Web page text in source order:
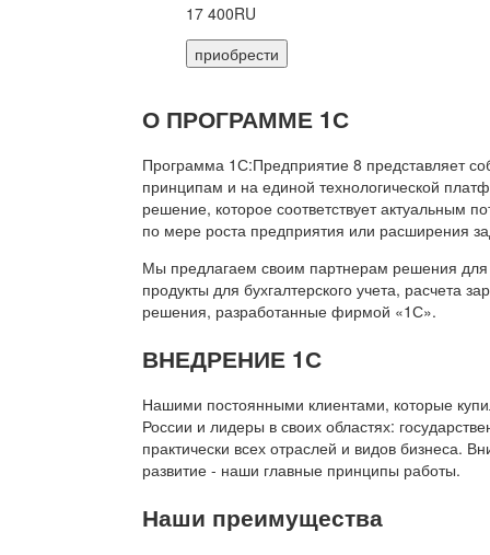
17 400RU
приобрести
О ПРОГРАММЕ 1С
Программа 1С:Предприятие 8 представляет
принципам и на единой технологической
решение, которое соответствует актуальным
по мере роста предприятия или расширения
Мы предлагаем своим партнерам решения для
продукты для бухгалтерского учета, расчета
решения, разработанные фирмой «1С».
ВНЕДРЕНИЕ 1С
Нашими постоянными клиентами, которые
России и лидеры в своих областях:
практически всех отраслей и видов бизнеса.
развитие - наши главные принципы работы.
Наши преимущества